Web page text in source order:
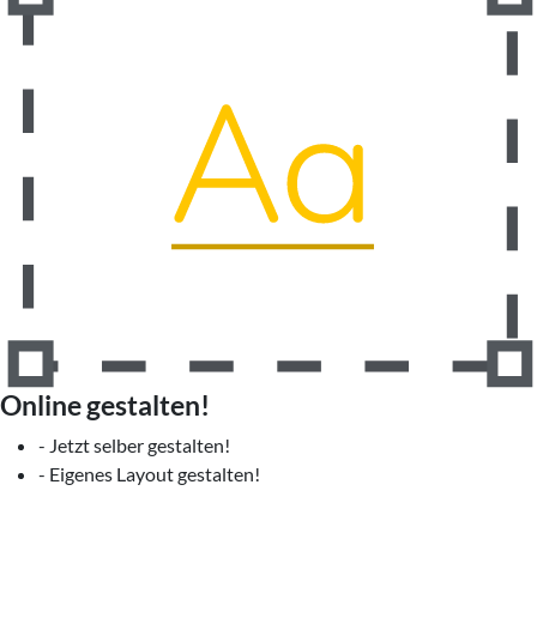
Online gestalten!
- Jetzt selber gestalten!
- Eigenes Layout gestalten!